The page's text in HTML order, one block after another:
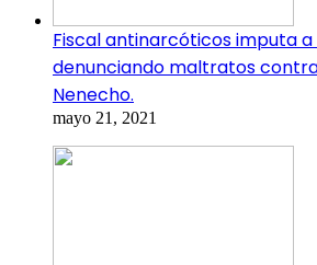
Fiscal antinarcóticos imputa
denunciando maltratos
Nenecho.
mayo 21, 2021